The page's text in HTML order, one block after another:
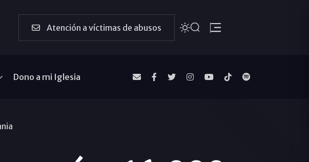
Atención a víctimas de abusos
Dono a mi Iglesia